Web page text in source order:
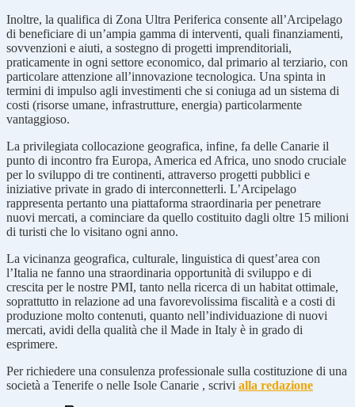
Inoltre, la qualifica di Zona Ultra Periferica consente all’Arcipelago
di beneficiare di un’ampia gamma di interventi, quali finanziamenti,
sovvenzioni e aiuti, a sostegno di progetti imprenditoriali,
praticamente in ogni settore economico, dal primario al terziario, con
particolare attenzione all’innovazione tecnologica. Una spinta in
termini di impulso agli investimenti che si coniuga ad un sistema di
costi (risorse umane, infrastrutture, energia) particolarmente
vantaggioso.
La privilegiata collocazione geografica, infine, fa delle Canarie il
punto di incontro fra Europa, America ed Africa, uno snodo cruciale
per lo sviluppo di tre continenti, attraverso progetti pubblici e
iniziative private in grado di interconnetterli. L’Arcipelago
rappresenta pertanto una piattaforma straordinaria per penetrare
nuovi mercati, a cominciare da quello costituito dagli oltre 15 milioni
di turisti che lo visitano ogni anno.
La vicinanza geografica, culturale, linguistica di quest’area con
l’Italia ne fanno una straordinaria opportunità di sviluppo e di
crescita per le nostre PMI, tanto nella ricerca di un habitat ottimale,
soprattutto in relazione ad una favorevolissima fiscalità e a costi di
produzione molto contenuti, quanto nell’individuazione di nuovi
mercati, avidi della qualità che il Made in Italy è in grado di
esprimere.
Per richiedere una consulenza professionale sulla costituzione di una
società a Tenerife o nelle Isole Canarie , scrivi alla redazione